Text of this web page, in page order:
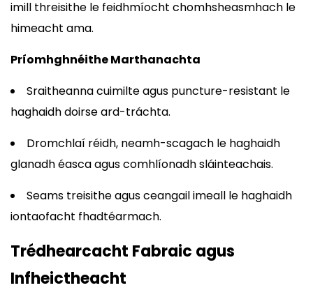
imill threisithe le feidhmíocht chomhsheasmhach le
himeacht ama.
Príomhghnéithe Marthanachta
Sraitheanna cuimilte agus puncture-resistant le
haghaidh doirse ard-tráchta.
Dromchlaí réidh, neamh-scagach le haghaidh
glanadh éasca agus comhlíonadh sláinteachais.
Seams treisithe agus ceangail imeall le haghaidh
iontaofacht fhadtéarmach.
Trédhearcacht Fabraic agus
Infheictheacht